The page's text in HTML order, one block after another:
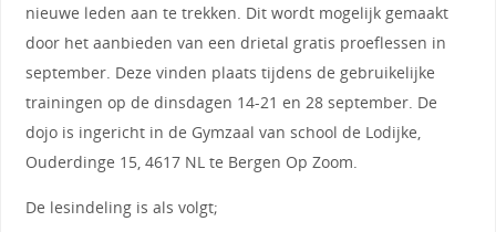
nieuwe leden aan te trekken. Dit wordt mogelijk gemaakt
door het aanbieden van een drietal gratis proeflessen in
september. Deze vinden plaats tijdens de gebruikelijke
trainingen op de dinsdagen 14-21 en 28 september. De
dojo is ingericht in de Gymzaal van school de Lodijke,
Ouderdinge 15, 4617 NL te Bergen Op Zoom.
De lesindeling is als volgt;